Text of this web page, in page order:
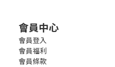
會員中心
會員登入
會員福利
會員條款